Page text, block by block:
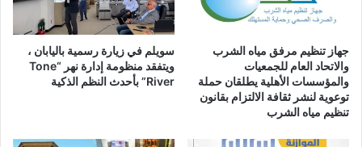
جهاز تنظيم مرفق مياه الشرب
والاتحاد العام للجمعيات
والمؤسسات الأهلية يطلقان حملة
توعوية لنشر ثقافة الالتزام بقانون
تنظيم مياه الشرب
سويلم في زيارة رسمية باليابان ،
ويتفقد منظومة إدارة نهر “Tone
River” بأحدث النظم الذكية